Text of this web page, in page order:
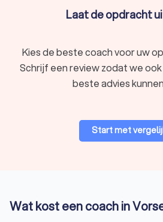
Laat de opdracht
Kies de beste coach voor uw
Schrijf een review zodat we
beste advies
Start met
Wat kost een coach in